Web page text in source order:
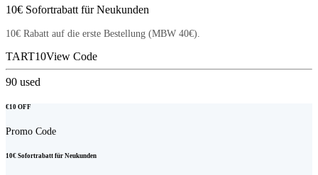
10€ Sofortrabatt für Neukunden
10€ Rabatt auf die erste Bestellung (MBW 40€).
TART10View Code
90 used
€10 OFF
Promo Code
10€ Sofortrabatt für Neukunden